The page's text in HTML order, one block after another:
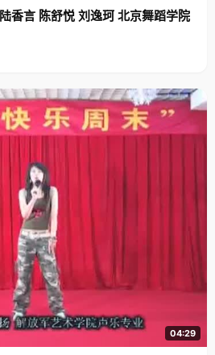
香言 陈舒悦 刘逸珂 北京舞蹈学院
04:29